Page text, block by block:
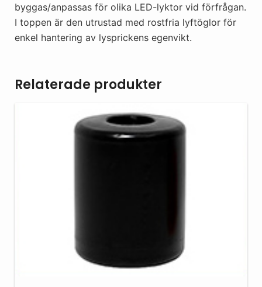
byggas/anpassas för olika LED-lyktor vid förfrågan.
I toppen är den utrustad med rostfria lyftöglor för
enkel hantering av lysprickens egenvikt.
Relaterade produkter